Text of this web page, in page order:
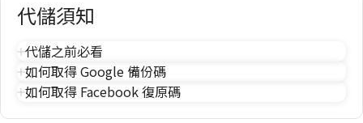
代儲須知
代儲之前必看
如何取得 Google 備份碼
如何取得 Facebook 復原碼